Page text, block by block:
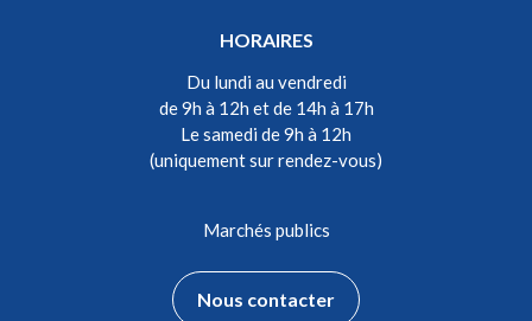
HORAIRES
Du lundi au vendredi
de 9h à 12h et de 14h à 17h
Le samedi de 9h à 12h
(uniquement sur rendez-vous)
Marchés publics
Nous contacter